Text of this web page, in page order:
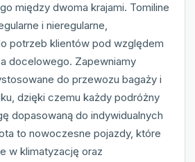
między dwoma krajami. Tomiline
i nieregularne,
potrzeb klientów pod względem
docelowego. Zapewniamy
do przewozu bagaży i
dzięki czemu każdy podróżny
dopasowaną do indywidualnych
to nowoczesne pojazdy, które
w klimatyzację oraz